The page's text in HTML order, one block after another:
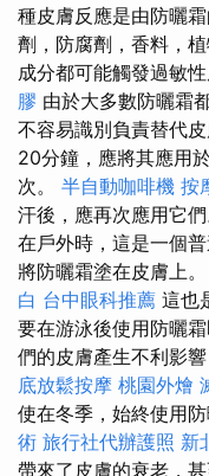
種皮膚反應是由防曬
劑，防腐劑，香料，
成分都可能觸發過敏性
膠 由於大多數防曬霜
不容易識別負責替代
20分鐘，應將其應用
次。 半自動咖啡機 按
汗後，應再次應用它們
在戶外時，這是一個
將防曬霜塗在皮膚上。
白 台中眼科推薦 這也
要在游泳後使用防曬
們的皮膚產生不利影
底放鬆按摩 桃園外燴
使在冬季，始終使用
術 旅行社代辦護照 新
帶來了皮膚的衰老，